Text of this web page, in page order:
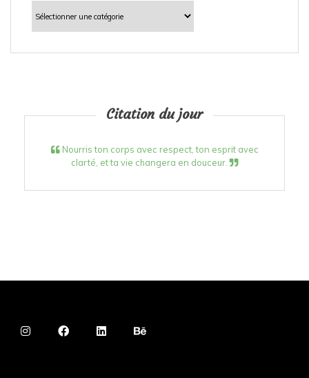
Catégories
Citation du jour
Nourris ton corps avec respect, ton esprit avec
clarté, et ta vie changera en douceur.